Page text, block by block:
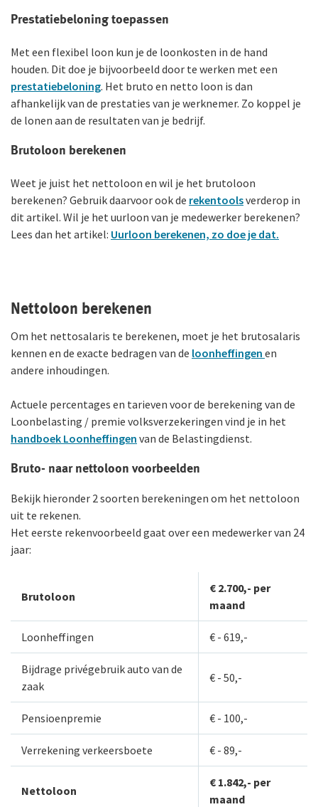
Prestatiebeloning toepassen
Met een flexibel loon kun je de loonkosten in de hand
houden. Dit doe je bijvoorbeeld door te werken met een
prestatiebeloning. Het bruto en netto loon is dan
afhankelijk van de prestaties van je werknemer. Zo koppel je
de lonen aan de resultaten van je bedrijf.
Brutoloon berekenen
Weet je juist het nettoloon en wil je het brutoloon
berekenen? Gebruik daarvoor ook de rekentoolsverderop in
dit artikel. Wil je het uurloon van je medewerker berekenen?
Lees dan het artikel: Uurloon berekenen, zo doe je dat.
Nettoloon berekenen
Om het nettosalaris te berekenen, moet je het brutosalaris
kennen en de exacte bedragen van de loonheffingen en
andere inhoudingen.
Actuele percentages en tarieven voor de berekening van de
Loonbelasting / premie volks­verzekeringen vind je in het
handboek Loonheffingen van de Belastingdienst.
Bruto- naar nettoloon voorbeelden
Bekijk hieronder 2 soorten berekeningen om het nettoloon
uit te rekenen.
Het eerste rekenvoorbeeld gaat over een medewerker van 24
jaar:
Brutoloon
€ 2.700,- per
maand
Loonheffingen € - 619,-
Bijdrage privégebruik auto van de
zaak
€ - 50,-
Pensioenpremie € - 100,-
Verrekening verkeersboete € - 89,-
Nettoloon
€ 1.842,- per
maand